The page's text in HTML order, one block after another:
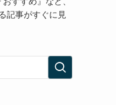
記事がすぐに見